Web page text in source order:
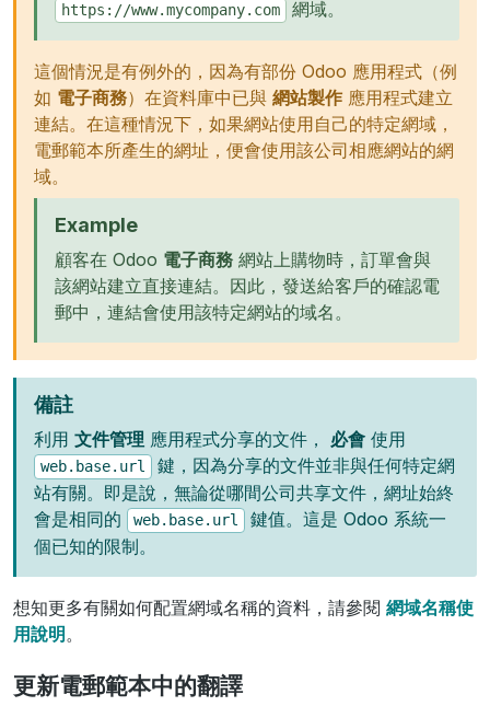
https://www.mycompany.com 網域。
這個情況是有例外的，因為有部份 Odoo 應用程式（例
如 電子商務）在資料庫中已與 網站製作 應用程式建立
連結。在這種情況下，如果網站使用自己的特定網域，
電郵範本所產生的網址，便會使用該公司相應網站的網
域。
Example
顧客在 Odoo 電子商務 網站上購物時，訂單會與
該網站建立直接連結。因此，發送給客戶的確認電
郵中，連結會使用該特定網站的域名。
備註
利用 文件管理 應用程式分享的文件， 必會 使用
web.base.url
鍵，因為分享的文件並非與任何特定網
站有關。即是說，無論從哪間公司共享文件，網址始終
會是相同的
web.base.url
鍵值。這是 Odoo 系統一
個已知的限制。
想知更多有關如何配置網域名稱的資料，請參閱 網域名稱使
用說明。
更新電郵範本中的翻譯